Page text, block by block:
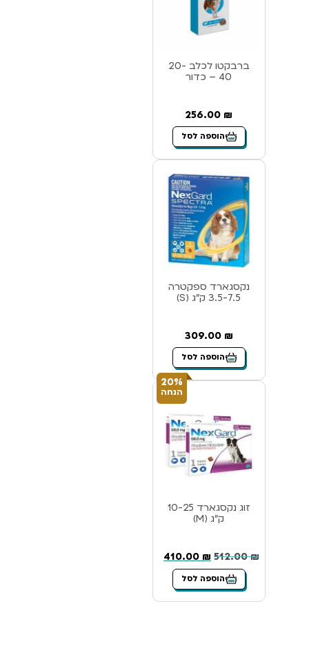
ברבקטו לכלב 20-
40 – כדור
256.00 ₪
הוספה לסל
נקסגארד ספקטרה
3.5-7.5 ק”ג (S)
309.00 ₪
הוספה לסל
20%
הנחה
זוג נקסגארד 10-25
ק”ג (M)
512.00₪
410.00 ₪
הוספה לסל